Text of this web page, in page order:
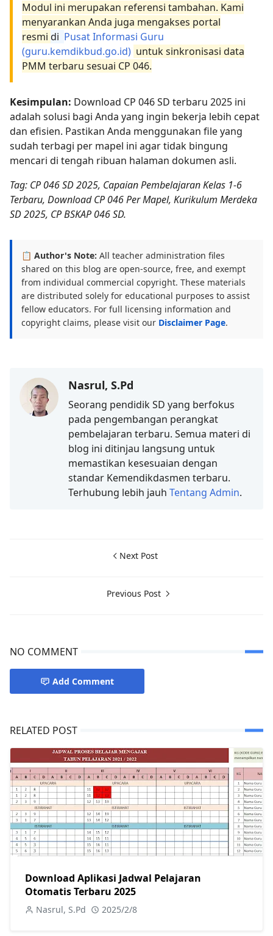
Modul ini merupakan referensi tambahan. Kami
menyarankan Anda juga mengakses portal
resmi di Pusat Informasi Guru
(guru.kemdikbud.go.id) untuk sinkronisasi data
PMM terbaru sesuai CP 046.
Kesimpulan: Download CP 046 SD terbaru 2025 ini
adalah solusi bagi Anda yang ingin bekerja lebih cepat
dan efisien. Pastikan Anda menggunakan file yang
sudah terbagi per mapel ini agar tidak bingung
mencari di tengah ribuan halaman dokumen asli.
Tag: CP 046 SD 2025, Capaian Pembelajaran Kelas 1-6
Terbaru, Download CP 046 Per Mapel, Kurikulum Merdeka
SD 2025, CP BSKAP 046 SD.
📋 Author's Note: All teacher administration files
shared on this blog are open-source, free, and exempt
from individual commercial copyright. These materials
are distributed solely for educational purposes to assist
fellow educators. For full licensing information and
copyright claims, please visit our Disclaimer Page.
Nasrul, S.Pd
Seorang pendidik SD yang berfokus
pada pengembangan perangkat
pembelajaran terbaru. Semua materi di
blog ini ditinjau langsung untuk
memastikan kesesuaian dengan
standar Kemendikdasmen terbaru.
Terhubung lebih jauh Tentang Admin.
Next Post
Previous Post
NO COMMENT
Add Comment
RELATED POST
Download Aplikasi Jadwal Pelajaran
Otomatis Terbaru 2025
Nasrul, S.Pd 2025/2/8